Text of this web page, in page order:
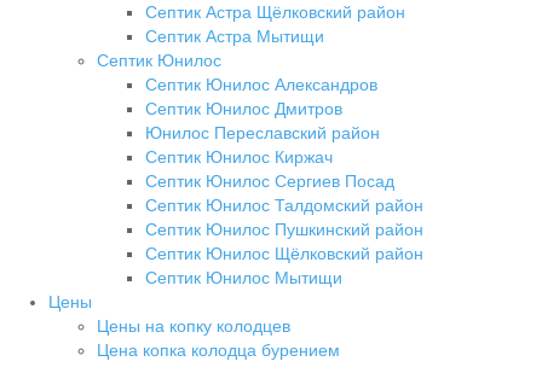
Септик Астра Щёлковский район
Септик Астра Мытищи
Септик Юнилос
Септик Юнилос Александров
Септик Юнилос Дмитров
Юнилос Переславский район
Септик Юнилос Киржач
Септик Юнилос Сергиев Посад
Септик Юнилос Талдомский район
Септик Юнилос Пушкинский район
Септик Юнилос Щёлковский район
Септик Юнилос Мытищи
Цены
Цены на копку колодцев
Цена копка колодца бурением